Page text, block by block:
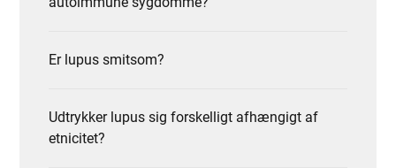
Er lupus smitsom?
Udtrykker lupus sig forskelligt afhængigt af
etnicitet?